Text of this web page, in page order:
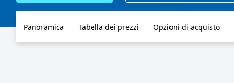
Panoramica Tabella dei prezzi Opzioni di acquisto